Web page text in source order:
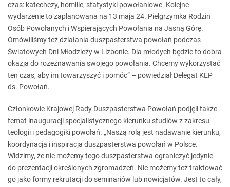
czas: katechezy, homilie, statystyki powołaniowe. Kolejne
wydarzenie to zaplanowana na 13 maja 24. Pielgrzymka Rodzin
Osób Powołanych i Wspierających Powołania na Jasną Górę.
Omówiliśmy też działania duszpasterstwa powołań podczas
Światowych Dni Młodzieży w Lizbonie. Dla młodych będzie to dobra
okazja do rozeznawania swojego powołania. Chcemy wykorzystać
ten czas, aby im towarzyszyć i pomóc” – powiedział Delegat KEP
ds. Powołań.
Członkowie Krajowej Rady Duszpasterstwa Powołań podjęli także
temat inauguracji specjalistycznego kierunku studiów z zakresu
teologii i pedagogiki powołań. „Naszą rolą jest nadawanie kierunku,
koordynacja i inspiracja duszpasterstwa powołań w Polsce.
Widzimy, że nie możemy tego duszpasterstwa ograniczyć jedynie
do prezentacji określonych zgromadzeń. Nie możemy też traktować
go jako formy rekrutacji do seminariów lub nowicjatów. Jest to cały,